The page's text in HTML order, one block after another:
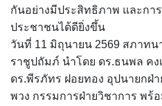
กันอย่างมีประสิทธิภาพ และกา
ประชาชนได้ดียิ่งขึ้น
วันที่ 11 มิถุนายน 2569 สภาทน
ราชูปถัมภ์ นำโดย ดร.ธนพล คง
ดร.พีรภัทร ฝอยทอง อุปนายกฝ่
พวง กรรมการฝ่ายวิชาการ พร้